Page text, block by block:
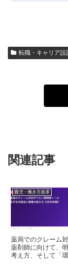
転職・キャリア設
関連記事
育児・働き方改革
薬局でのクレーム
薬剤師に向けて、
考え方、そして「